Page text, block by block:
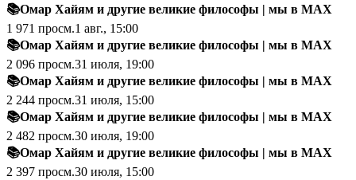
📚Омар Хайям и другие великие философы | мы в MAX
1 971 просм.1 авг., 15:00
📚Омар Хайям и другие великие философы | мы в MAX
2 096 просм.31 июля, 19:00
📚Омар Хайям и другие великие философы | мы в MAX
2 244 просм.31 июля, 15:00
📚Омар Хайям и другие великие философы | мы в MAX
2 482 просм.30 июля, 19:00
📚Омар Хайям и другие великие философы | мы в MAX
2 397 просм.30 июля, 15:00